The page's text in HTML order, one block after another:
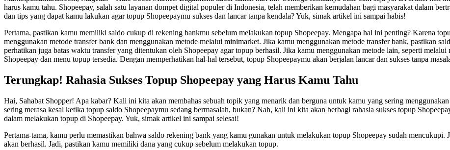
harus kamu tahu. Shopeepay, salah satu layanan dompet digital populer di Indonesia, telah memberikan kemudahan bagi masyarakat dalam
dan tips yang dapat kamu lakukan agar topup Shopeepaymu sukses dan lancar tanpa kendala? Yuk, simak artikel ini sampai habis!
Pertama, pastikan kamu memiliki saldo cukup di rekening bankmu sebelum melakukan topup Shopeepay. Mengapa hal ini penting? Karena
menggunakan metode transfer bank dan menggunakan metode melalui minimarket. Jika kamu menggunakan metode transfer bank, pastikan
perhatikan juga batas waktu transfer yang ditentukan oleh Shopeepay agar topup berhasil. Jika kamu menggunakan metode lain, seperti
Shopeepay dan menu topup tersedia. Dengan memperhatikan hal-hal tersebut, topup Shopeepaymu akan berjalan lancar dan sukses tanpa
Terungkap! Rahasia Sukses Topup Shopeepay yang Harus Kamu Tahu
Hai, Sahabat Shopper! Apa kabar? Kali ini kita akan membahas sebuah topik yang menarik dan berguna untuk kamu yang sering
sering merasa kesal ketika topup saldo Shopeepaymu sedang bermasalah, bukan? Nah, kali ini kita akan berbagi rahasia sukses topup
dalam melakukan topup di Shopeepay. Yuk, simak artikel ini sampai selesai!
Pertama-tama, kamu perlu memastikan bahwa saldo rekening bank yang kamu gunakan untuk melakukan topup Shopeepay sudah
akan berhasil. Jadi, pastikan kamu memiliki dana yang cukup sebelum melakukan topup.